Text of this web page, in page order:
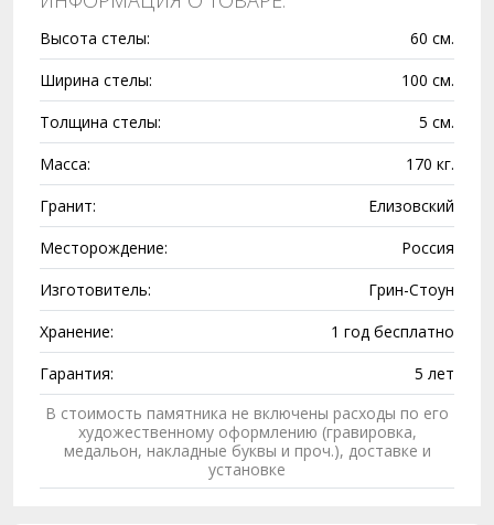
Высота стелы:
60 см.
Ширина стелы:
100 см.
Толщина стелы:
5 см.
Масса:
170 кг.
Гранит:
Елизовский
Месторождение:
Россия
Изготовитель:
Грин-Стоун
Хранение:
1 год бесплатно
Гарантия:
5 лет
В стоимость памятника не включены расходы по его
художественному оформлению (гравировка,
медальон, накладные буквы и проч.), доставке и
установке